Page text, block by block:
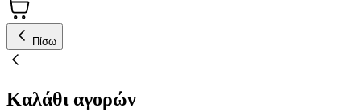
Πίσω
Καλάθι αγορών